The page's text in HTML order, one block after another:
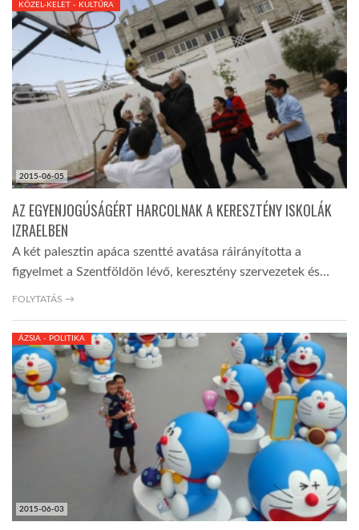
2015-06-05
KÖZEL-KELET - KULTÚRA
AZ EGYENJOGÚSÁGÉRT HARCOLNAK A KERESZTÉNY ISKOLÁK
IZRAELBEN
A két palesztin apáca szentté avatása ráirányította a
figyelmet a Szentföldön lévő, keresztény szervezetek és…
FOLYTATÁS →
2015-06-03
ÁZSIA - POLITIKA